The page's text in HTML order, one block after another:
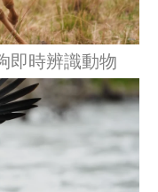
時辨識動物